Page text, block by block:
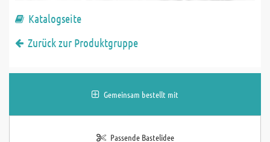
Katalogseite
Zurück zur Produktgruppe
Gemeinsam bestellt mit
Passende Bastelidee